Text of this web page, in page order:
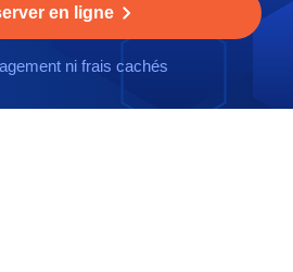
en ligne
ni frais cachés